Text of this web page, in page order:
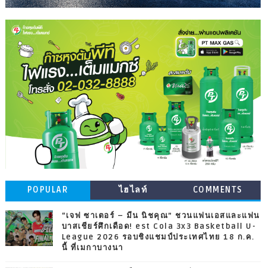
POPULAR ไฮไลท์ COMMENTS
“เจฟ ซาเตอร์ – มีน นิชคุณ” ชวนแฟนเอสและแฟน
บาสเชียร์ศึกเดือด! est Cola 3x3 Basketball U-
League 2026 รอบชิงแชมป์ประเทศไทย 18 ก.ค.
นี้ ที่เมกาบางนา